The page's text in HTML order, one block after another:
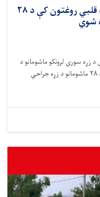
کابل؛ د افغاني سرې میاشتې په قلبي روغتون کې د ۲۸
شوي
زړه سوري لرونکو ماشومانو د
درملنې د بهیر له پیل راهیسې تر دې دمه د ۲۸ ماشومانو د زړه جراحي